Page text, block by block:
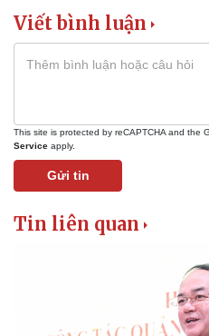
Viết bình luận
This site is protected by reCAPTCHA and the
Service apply.
Gửi tin
Tin liên quan